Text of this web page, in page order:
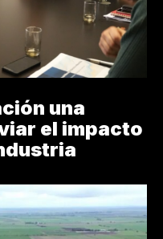
una
el impacto